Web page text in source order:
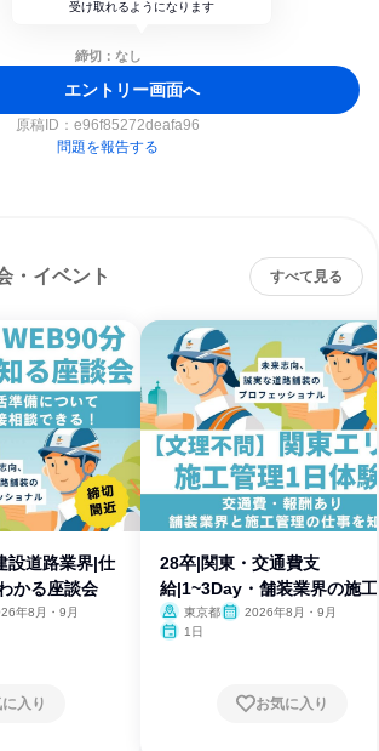
受け取れるようになります
締切：なし
エントリー画面へ
原稿ID： e96f85272deafa96
問題を報告する
・イベント すべて見る
設道路業界|仕
かる座談会
年8月・9月
入り
28卒|関東・交通費支
給|1~3Day・舗装業界の施
理職東京都
2026年8月・9月
1日
お気に入り